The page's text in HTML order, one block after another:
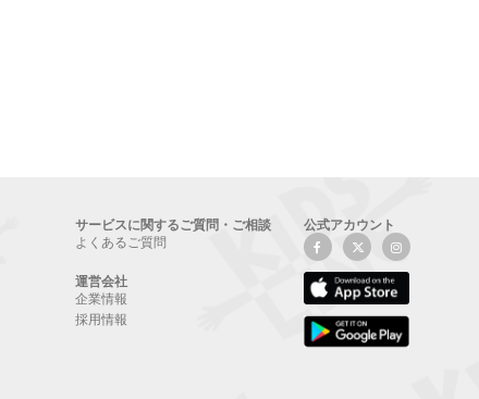
サービスに関するご質問・ご相談
よくあるご質問
運営会社
企業情報
採用情報
公式アカウント